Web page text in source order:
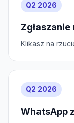
Q2 2026
Klikasz na
Q2 2026
WhatsApp